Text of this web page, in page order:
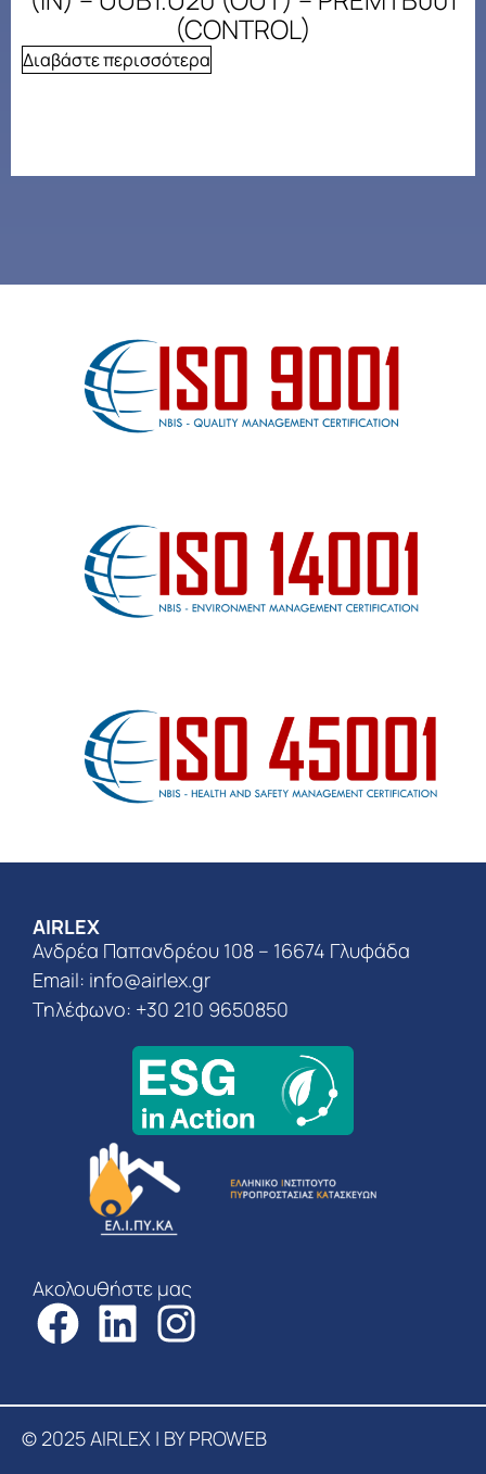
(CONTROL)
Διαβάστε περισσότερα
AIRLEX
Ανδρέα Παπανδρέου 108 – 16674 Γλυφάδα
Email: info@airlex.gr
Τηλέφωνο: +30 210 9650850
Ακολουθήστε μας
© 2025 AIRLEX | BY PROWEB